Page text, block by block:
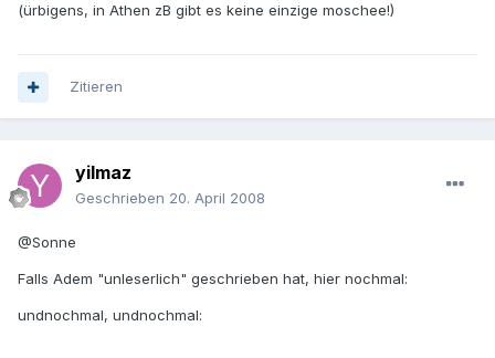
(ürbigens, in Athen zB gibt es keine einzige moschee!)
Zitieren
yilmaz
Geschrieben 20. April 2008
@Sonne
Falls Adem "unleserlich" geschrieben hat, hier nochmal:
undnochmal, undnochmal: